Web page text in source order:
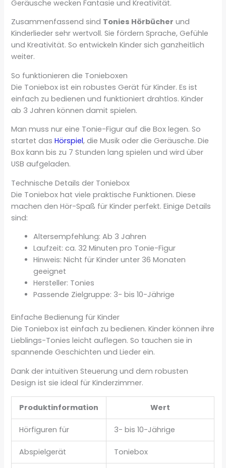
Geräusche wecken Fantasie und Kreativität.
Zusammenfassend sind Tonies Hörbücher und
Kinderlieder sehr wertvoll. Sie fördern Sprache, Gefühle
und Kreativität. So entwickeln Kinder sich ganzheitlich
weiter.
So funktionieren die Tonieboxen
Die Toniebox ist ein robustes Gerät für Kinder. Es ist
einfach zu bedienen und funktioniert drahtlos. Kinder
ab 3 Jahren können damit spielen.
Man muss nur eine Tonie-Figur auf die Box legen. So
startet dasHörspiel, die Musik oder die Geräusche. Die
Box kann bis zu 7 Stunden lang spielen und wird über
USB aufgeladen.
Technische Details der Toniebox
Die Toniebox hat viele praktische Funktionen. Diese
machen den Hör-Spaß für Kinder perfekt. Einige Details
sind:
Altersempfehlung: Ab 3 Jahren
Laufzeit: ca. 32 Minuten pro Tonie-Figur
Hinweis: Nicht für Kinder unter 36 Monaten
geeignet
Hersteller: Tonies
Passende Zielgruppe: 3- bis 10-Jährige
Einfache Bedienung für Kinder
Die Toniebox ist einfach zu bedienen. Kinder können ihre
Lieblings-Tonies leicht auflegen. So tauchen sie in
spannende Geschichten und Lieder ein.
Dank der intuitiven Steuerung und dem robusten
Design ist sie ideal für Kinderzimmer.
Produktinformation Wert
Hörfiguren für 3- bis 10-Jährige
Abspielgerät Toniebox